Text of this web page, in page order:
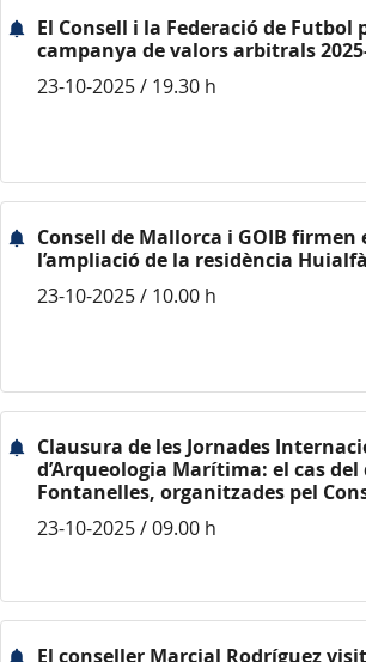
El Consell i la Federació de Futbol
campanya de valors arbitrals
23-10-2025 / 19.30 h
Consell de Mallorca i GOIB firmen
l’ampliació de la residència
23-10-2025 / 10.00 h
Clausura de les Jornades
d’Arqueologia Marítima: el cas del
Fontanelles, organitzades pel
23-10-2025 / 09.00 h
El conseller Marcial Rodríguez